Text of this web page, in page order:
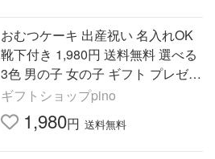
おむつケーキ 出産祝い 名入れOK
靴下付き 1,980円 送料無料 選べる
3色 男の子 女の子 ギフト プレゼン
ト
ギフトショップpino
1,980円 送料無料